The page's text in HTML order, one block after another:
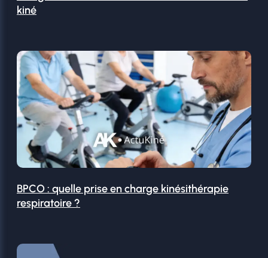
kiné
BPCO : quelle prise en charge kinésithérapie
respiratoire ?